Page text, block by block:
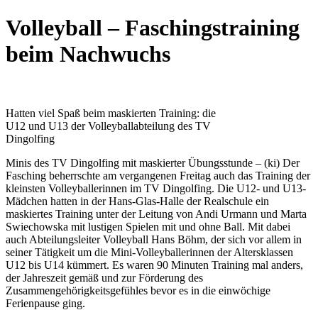
Volleyball – Faschingstraining
beim Nachwuchs
Hatten viel Spaß beim maskierten Training: die
U12 und U13 der Volleyballabteilung des TV
Dingolfing
Minis des TV Dingolfing mit maskierter Übungsstunde – (ki) Der
Fasching beherrschte am vergangenen Freitag auch das Training der
kleinsten Volleyballerinnen im TV Dingolfing. Die U12- und U13-
Mädchen hatten in der Hans-Glas-Halle der Realschule ein
maskiertes Training unter der Leitung von Andi Urmann und Marta
Swiechowska mit lustigen Spielen mit und ohne Ball. Mit dabei
auch Abteilungsleiter Volleyball Hans Böhm, der sich vor allem in
seiner Tätigkeit um die Mini-Volleyballerinnen der Altersklassen
U12 bis U14 kümmert. Es waren 90 Minuten Training mal anders,
der Jahreszeit gemäß und zur Förderung des
Zusammengehörigkeitsgefühles bevor es in die einwöchige
Ferienpause ging.